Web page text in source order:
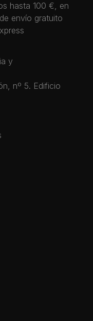
hasta 100 €, en
envío gratuito
y
nº 5. Edificio